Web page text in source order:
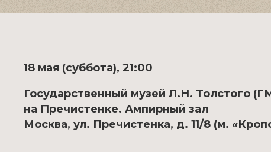
18 мая (суббота), 21:00
Государственный музей Л.Н. Толстого
на Пречистенке. Ампирный зал
Москва, ул. Пречистенка, д. 11/8 (м.